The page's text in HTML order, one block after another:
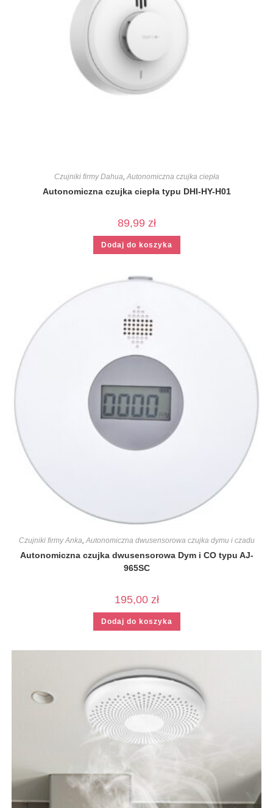
Czujniki firmy Dahua,Autonomiczna czujka ciepła
Autonomiczna czujka ciepła typu DHI-HY-H01
89,99 zł
Dodaj do koszyka
Czujniki firmy Anka Autonomiczna dwusensorowa czujka dymu i czadu
Autonomiczna czujka dwusensorowa Dym i CO typu AJ-
965SC
195,00 zł
Dodaj do koszyka